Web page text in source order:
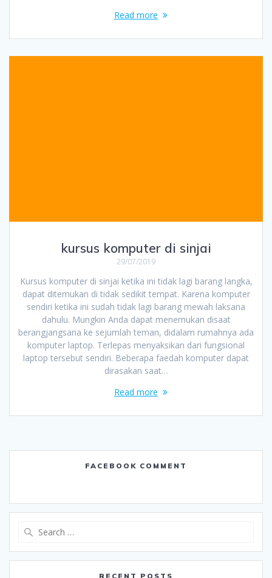
Read more
kursus komputer di sinjai
29/07/2019
Kursus komputer di sinjai ketika ini tidak lagi barang langka,
dapat ditemukan di tidak sedikit tempat. Karena komputer
sendiri ketika ini sudah tidak lagi barang mewah laksana
dahulu. Mungkin Anda dapat menemukan disaat
berangjangsana ke sejumlah teman, didalam rumahnya ada
komputer laptop. Terlepas menyaksikan dari fungsional
laptop tersebut sendiri. Beberapa faedah komputer dapat
dirasakan saat…
Read more
FACEBOOK COMMENT
RECENT POSTS